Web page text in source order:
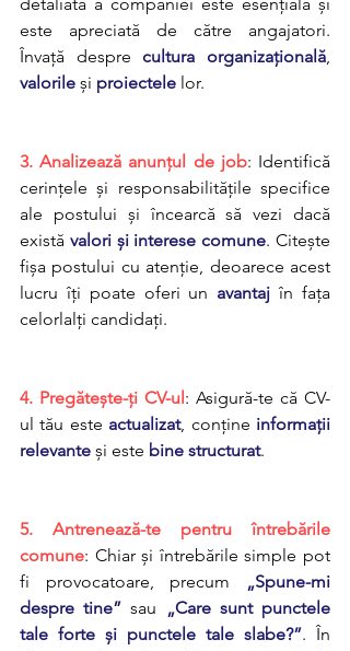
este apreciată de către angajatori.
Învață despre cultura organizațională
valorile și proiectele lor.
3. Analizează anunțul de job: Identifică
cerințele și responsabilitățile specifice
ale postului și încearcă să vezi dacă
există valori și interese comune. Citește
fișa postului cu atenție, deoarece acest
lucru îți poate oferi un avantaj în fața
celorlalți candidați.
4. Pregătește-ți CV-ul: Asigură-te că CV-
ul tău este actualizat, conține informații
relevante și este bine structurat.
5. Antrenează-te pentru întrebările
comune: Chiar și întrebările simple pot
fi provocatoare, precum
„Spune-mi
despre tine” sau
„Care sunt punctele
tale forte și punctele tale slabe?”. În